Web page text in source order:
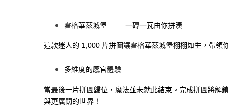
霍格華茲城堡 —— 一磚一瓦由你拼湊
這款迷人的 1,000 片拼圖讓霍格華茲城堡栩栩如生，帶
多維度的感官體驗
當最後一片拼圖歸位，魔法並未就此結束。完成拼圖將
與更廣闊的世界！